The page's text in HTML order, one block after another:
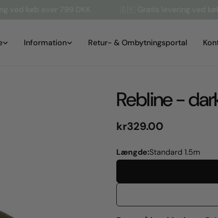
Information Retur- & Ombytningsportal
Rebline -
Normal
kr329.00
Længde:Standard 1.5m